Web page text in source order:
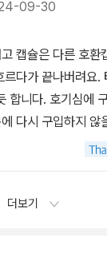
09-30
캡슐은 다른 호환
다가 끝나버려요.
합니다. 호기심에
다시 구입하지 않
더보기